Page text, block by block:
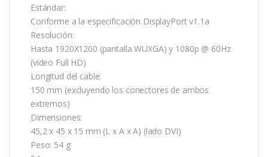
Estándar:
Conforme a la especificación DisplayPort v1.1a
Resolución:
Hasta 1920X1200 (pantalla WUXGA) y 1080p @ 60Hz
(vídeo Full HD)
Longitud del cable:
150 mm (excluyendo los conectores de ambos
extremos)
Dimensiones:
45,2 x 45 x 15 mm (L x A x A) (lado DVI)
Peso: 54 g